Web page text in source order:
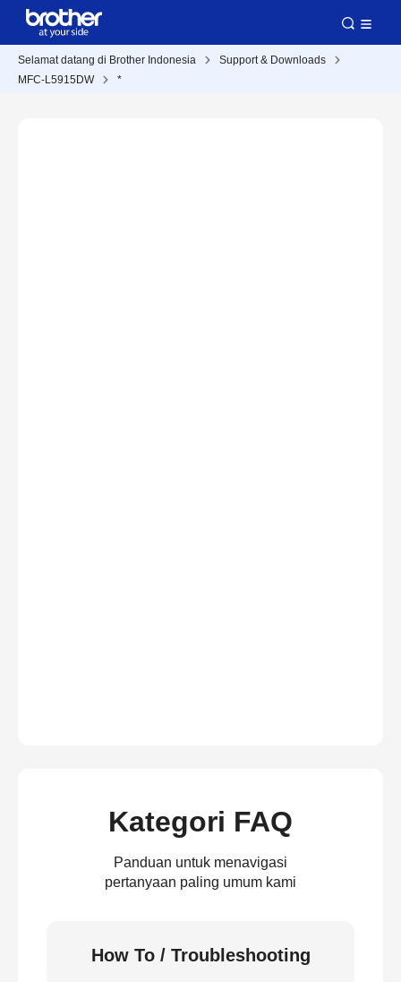
Selamat datang di Brother Indonesia
Support & Downloads
MFC-L5915DW
*
Kategori FAQ
Panduan untuk menavigasi
pertanyaan paling umum kami
How To / Troubleshooting